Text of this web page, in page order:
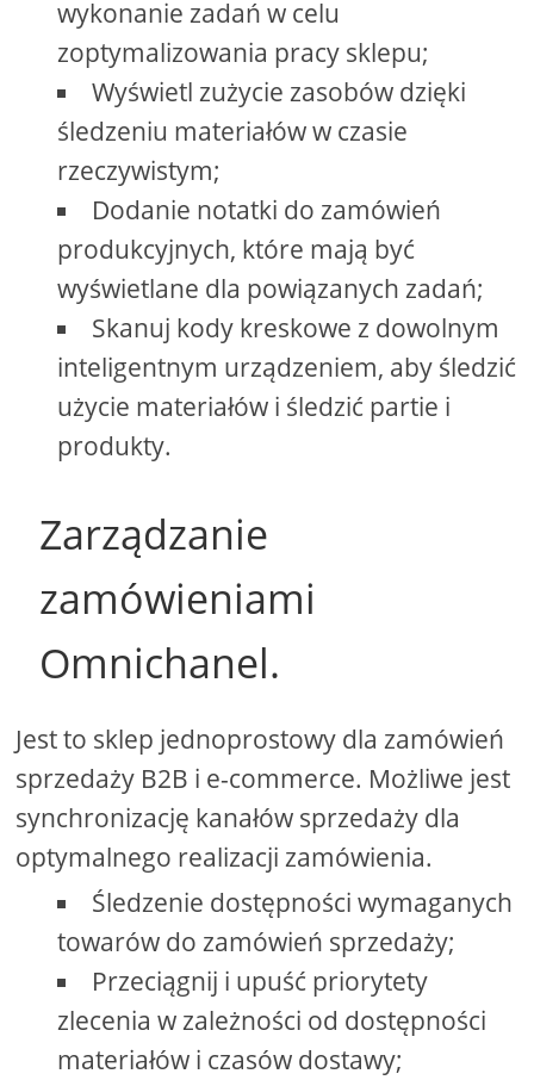
wykonanie zadań w celu
zoptymalizowania pracy sklepu;
Wyświetl zużycie zasobów dzięki
śledzeniu materiałów w czasie
rzeczywistym;
Dodanie notatki do zamówień
produkcyjnych, które mają być
wyświetlane dla powiązanych zadań;
Skanuj kody kreskowe z dowolnym
inteligentnym urządzeniem, aby śledzić
użycie materiałów i śledzić partie i
produkty.
Zarządzanie
zamówieniami
Omnichanel.
Jest to sklep jednoprostowy dla zamówień
sprzedaży B2B i e-commerce. Możliwe jest
synchronizację kanałów sprzedaży dla
optymalnego realizacji zamówienia.
Śledzenie dostępności wymaganych
towarów do zamówień sprzedaży;
Przeciągnij i upuść priorytety
zlecenia w zależności od dostępności
materiałów i czasów dostawy;